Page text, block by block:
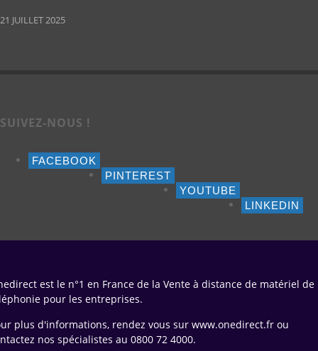
21 JUILLET 2025
SUIVEZ-NOUS !
FACEBOOK
PINTEREST
YOUTUBE
LINKEDIN
est le n°1 en France de la Vente à distance de matériel de
pour les entreprises.
plus d'informations, rendez vous sur www.onedirect.fr ou
nos spécialistes au 0800 72 4000.